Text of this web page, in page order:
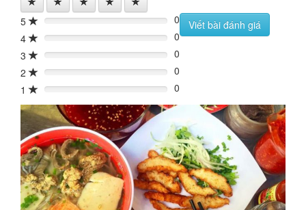
5 0%
0
4
0%
0
3
0%
0
2
0%
0
1
0% 0
Viết bài đánh giá